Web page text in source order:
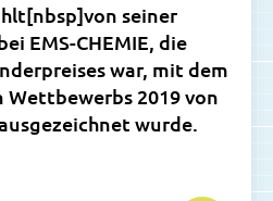
seiner
EMS-CHEMIE, die
war, mit dem
2019 von
wurde.